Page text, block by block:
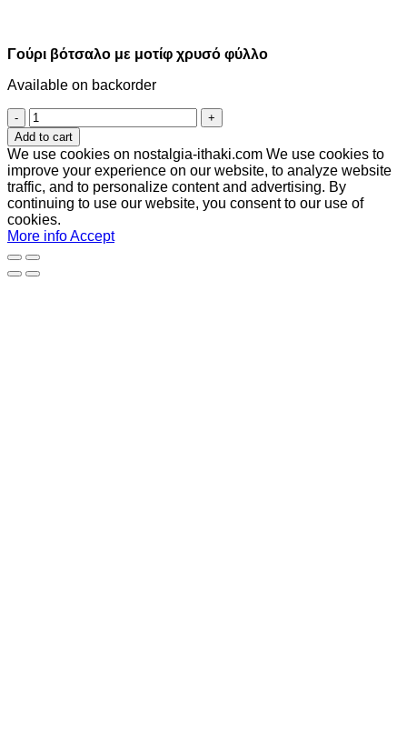
Γούρι βότσαλο με μοτίφ χρυσό φύλλο
Available on backorder
Γούρι
βότσαλο
με
μοτίφ
χρυσό
φύλλο
quantity
Add to cart
We use cookies on nostalgia-ithaki.com We use cookies to
improve your experience on our website, to analyze website
traffic, and to personalize content and advertising. By
continuing to use our website, you consent to our use of
cookies.
More infoAccept